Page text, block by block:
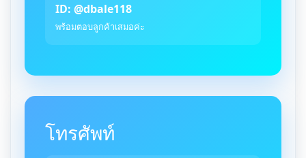
ID: @dbale118
พร้อมตอบลูกค้าเสมอค่ะ
โทรศัพท์